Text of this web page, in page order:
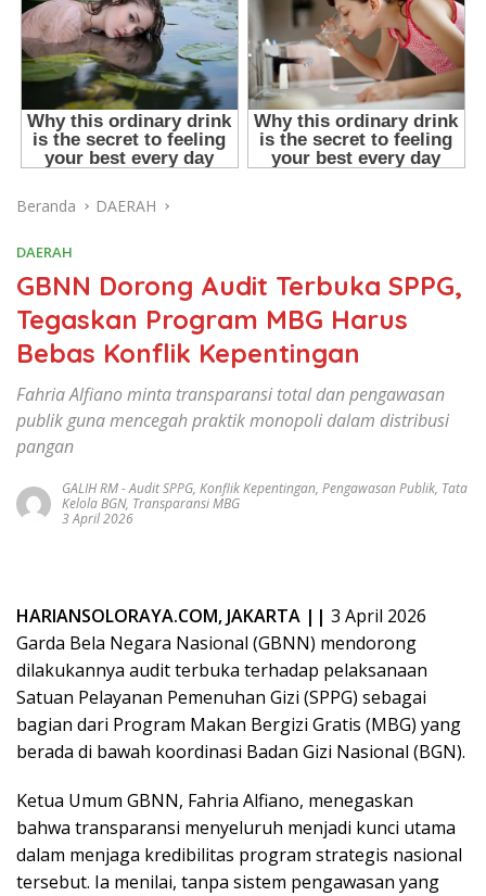
Beranda DAERAH
DAERAH
GBNN Dorong Audit Terbuka SPPG,
Tegaskan Program MBG Harus
Bebas Konflik Kepentingan
Fahria Alfiano minta transparansi total dan pengawasan
publik guna mencegah praktik monopoli dalam distribusi
pangan
GALIH RM-Audit SPPG, Konflik Kepentingan, Pengawasan Publik, Tata
Kelola BGN, Transparansi MBG
3 April 2026
HARIANSOLORAYA.COM, JAKARTA || 3 April 2026
Garda Bela Negara Nasional (GBNN) mendorong
dilakukannya audit terbuka terhadap pelaksanaan
Satuan Pelayanan Pemenuhan Gizi (SPPG) sebagai
bagian dari Program Makan Bergizi Gratis (MBG) yang
berada di bawah koordinasi Badan Gizi Nasional (BGN).
Ketua Umum GBNN, Fahria Alfiano, menegaskan
bahwa transparansi menyeluruh menjadi kunci utama
dalam menjaga kredibilitas program strategis nasional
tersebut. Ia menilai, tanpa sistem pengawasan yang